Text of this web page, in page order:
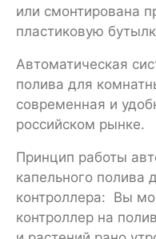
или смонтирована
пластиковую
Автоматическая
полива для
современная и
российском рынке.
Принцип работы
капельного полива
контроллера: Вы
контроллер на